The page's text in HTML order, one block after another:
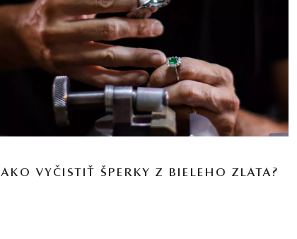
AKO VYČISTIŤ ŠPERKY Z BIELEHO ZLATA?